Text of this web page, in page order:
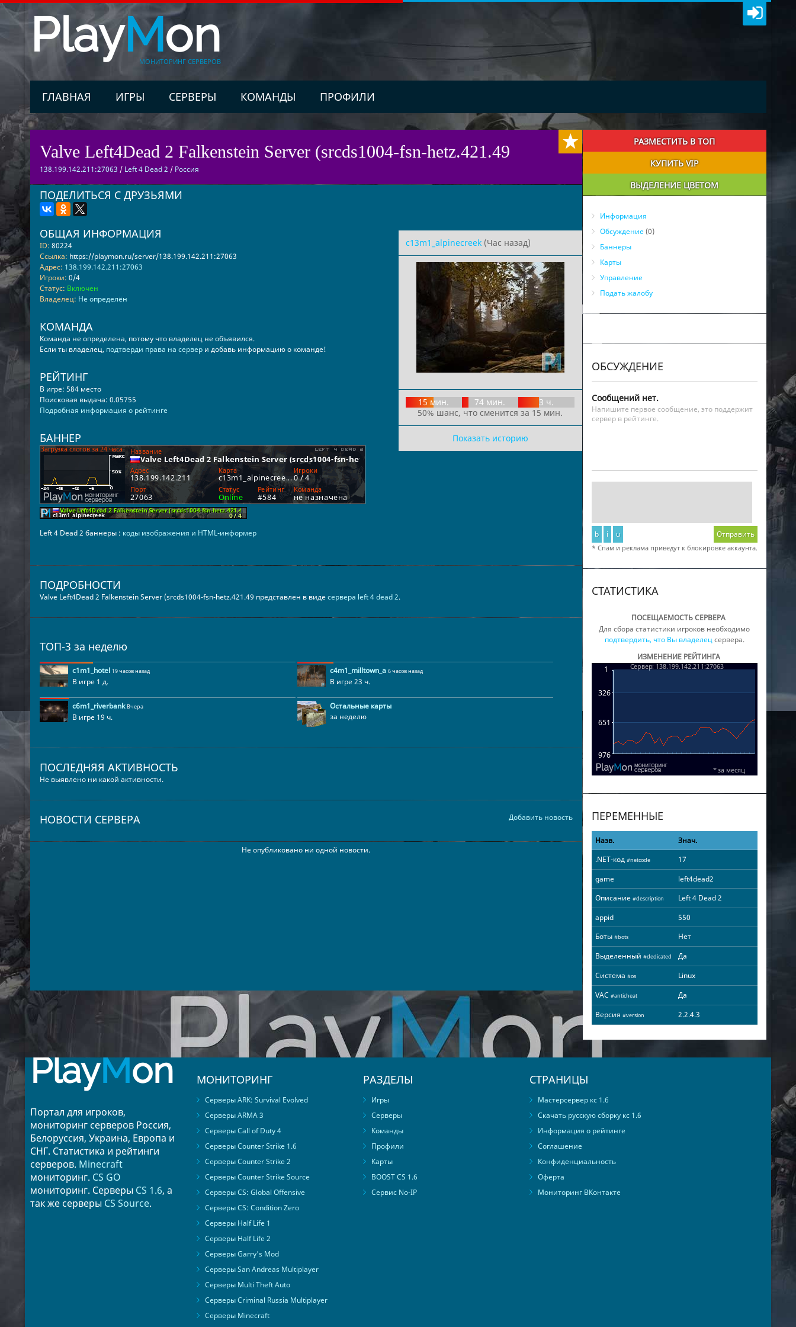
PlayMon
МОНИТОРИНГ СЕРВЕРОВ
ГЛАВНАЯ ИГРЫ СЕРВЕРЫ КОМАНДЫ ПРОФИЛИ
Valve Left4Dead 2 Falkenstein Server (srcds1004-fsn-hetz.421.49
138.199.142.211:27063 / Left 4 Dead 2 / Россия
ПОДЕЛИТЬСЯ С ДРУЗЬЯМИ
c13m1_alpinecreek(Час назад)
15 мин. 74 мин.
3 ч.
50% шанс, что сменится за 15 мин.
Показать историю
ОБЩАЯ ИНФОРМАЦИЯ
ID: 80224
Ссылка: https://playmon.ru/server/138.199.142.211:27063
Адрес: 138.199.142.211:27063
Игроки: 0/4
Статус: Включен
Владелец: Не определён
КОМАНДА
Команда не определена, потому что владелец не объявился.
Если ты владелец, подтверди права на сервери добавь информацию о команде!
РЕЙТИНГ
В игре: 584 место
Поисковая выдача: 0.05755
Подробная информация о рейтинге
БАННЕР
Left 4 Dead 2 баннеры : коды изображения и HTML-информер
ПОДРОБНОСТИ
Valve Left4Dead 2 Falkenstein Server (srcds1004-fsn-hetz.421.49 представлен в видесервера left 4 dead 2.
ТОП-3 за неделю
c1m1_hotel 19 часов назад
В игре 1 д.
c4m1_milltown_a 6 часов назад
В игре 23 ч.
c6m1_riverbank Вчера
В игре 19 ч.
Остальные карты
за неделю
ПОСЛЕДНЯЯ АКТИВНОСТЬ
Не выявлено ни какой активности.
Добавить новость
НОВОСТИ СЕРВЕРА
Не опубликовано ни одной новости.
РАЗМЕСТИТЬ В ТОП
КУПИТЬ VIP
ВЫДЕЛЕНИЕ ЦВЕТОМ
Информация
Обсуждение(0)
Баннеры
Карты
Управление
Подать жалобу
ОБСУЖДЕНИЕ
Сообщений нет.
Напишите первое сообщение, это поддержит
сервер в рейтинге.
b i u Отправить
* Спам и реклама приведут к блокировке аккаунта.
СТАТИСТИКА
ПОСЕЩАЕМОСТЬ СЕРВЕРА
Для сбора статистики игроков необходимо
подтвердить, что Вы владелецсервера.
ИЗМЕНЕНИЕ РЕЙТИНГА
ПЕРЕМЕННЫЕ
Назв.
Знач.
.NET-код #netcode
17
game
left4dead2
Описание #description
Left 4 Dead 2
appid
550
Боты #bots
Нет
Выделенный #dedicated
Да
Система #os
Linux
VAC #anticheat
Да
Версия #version 2.2.4.3
PlayMon
Портал для игроков,
мониторинг серверов Россия,
Белоруссия, Украина, Европа и
СНГ. Статистика и рейтинги
серверов. Minecraft
мониторинг. CS GO
мониторинг. Серверы CS 1.6, а
так же серверы CS Source.
МОНИТОРИНГ
Серверы ARK: Survival Evolved
Серверы ARMA 3
Серверы Call of Duty 4
Серверы Counter Strike 1.6
Серверы Counter Strike 2
Серверы Counter Strike Source
Серверы CS: Global Offensive
Серверы CS: Condition Zero
Серверы Half Life 1
Серверы Half Life 2
Серверы Garry's Mod
Серверы San Andreas Multiplayer
Серверы Multi Theft Auto
Серверы Criminal Russia Multiplayer
Серверы Minecraft
РАЗДЕЛЫ
Игры
Серверы
Команды
Профили
Карты
BOOST CS 1.6
Сервис No-IP
СТРАНИЦЫ
Мастерсервер кс 1.6
Скачать русскую сборку кс 1.6
Информация о рейтинге
Соглашение
Конфиденциальность
Оферта
Мониторинг ВКонтакте